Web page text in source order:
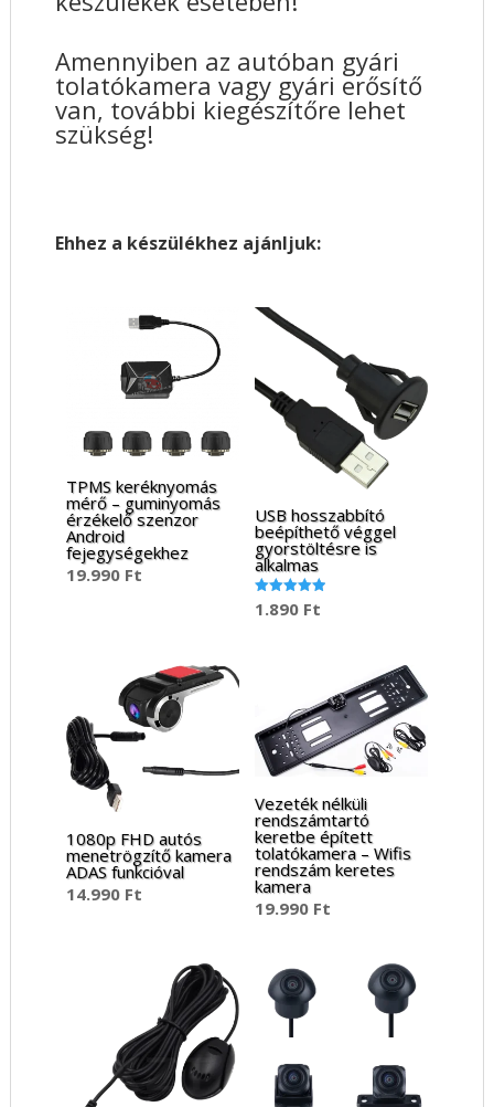
Amennyiben az autóban gyári
tolatókamera vagy gyári erősítő
van, további kiegészítőre lehet
szükség!
Ehhez a készülékhez ajánljuk:
TPMS keréknyomás
mérő – guminyomás
érzékelő szenzor
Android
fejegységekhez
19.990 Ft
USB hosszabbító
beépíthető véggel
gyorstöltésre is
alkalmas
Értékelés:
5.00
1.890 Ft
1080p FHD autós
menetrögzítő kamera
ADAS funkcióval
14.990 Ft
Vezeték nélküli
rendszámtartó
keretbe épített
tolatókamera – Wifis
rendszám keretes
kamera
19.990 Ft